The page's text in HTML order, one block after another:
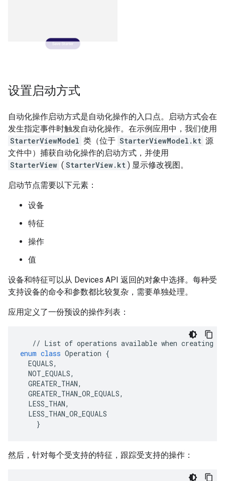
设置启动方式
自动化操作启动方式是自动化操作的入口点。启动方式会在
发生指定事件时触发自动化操作。在示例应用中，我们使用
StarterViewModel 类（位于 StarterViewModel.kt 源
文件中）捕获自动化操作的启动方式，并使用
StarterView ( StarterView.kt ) 显示修改视图。
启动节点需要以下元素：
设备
特征
操作
值
设备和特征可以从 Devices API 返回的对象中选择。每种受
支持设备的命令和参数都比较复杂，需要单独处理。
应用定义了一份预设的操作列表：
// List of operations available when creating
enum class Operation {
EQUALS,
NOT_EQUALS,
GREATER_THAN,
GREATER_THAN_OR_EQUALS,
LESS_THAN,
LESS_THAN_OR_EQUALS
}
然后，针对每个受支持的特征，跟踪受支持的操作：